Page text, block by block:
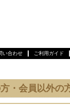
ご利用ガイド
い合わせ
・会員以外の